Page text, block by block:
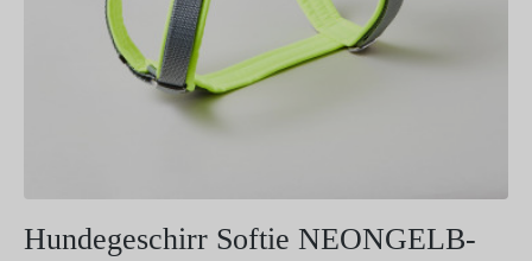
Hundegeschirr Softie NEONGELB-